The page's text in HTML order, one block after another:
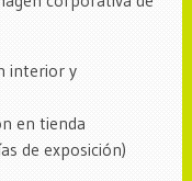
interior y
en tienda
de exposición)